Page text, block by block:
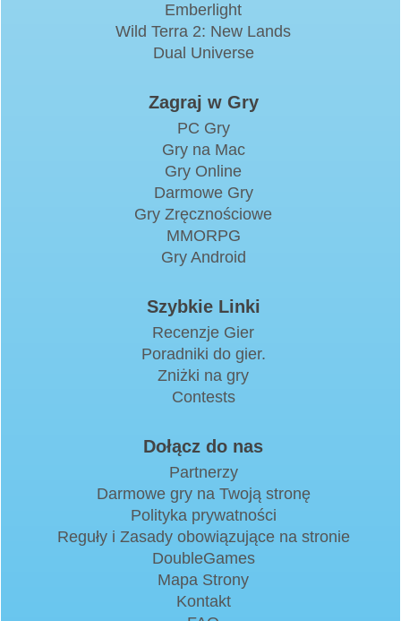
Emberlight
Wild Terra 2: New Lands
Dual Universe
Zagraj w Gry
PC Gry
Gry na Mac
Gry Online
Darmowe Gry
Gry Zręcznościowe
MMORPG
Gry Android
Szybkie Linki
Recenzje Gier
Poradniki do gier.
Zniżki na gry
Contests
Dołącz do nas
Partnerzy
Darmowe gry na Twoją stronę
Polityka prywatności
Reguły i Zasady obowiązujące na stronie
DoubleGames
Mapa Strony
Kontakt